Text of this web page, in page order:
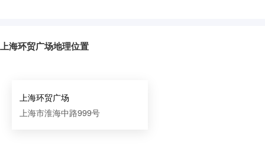
上海环贸广场地理位置
上海环贸广场
上海市淮海中路999号